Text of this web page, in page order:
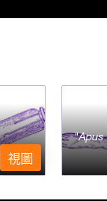
視圖
Apus